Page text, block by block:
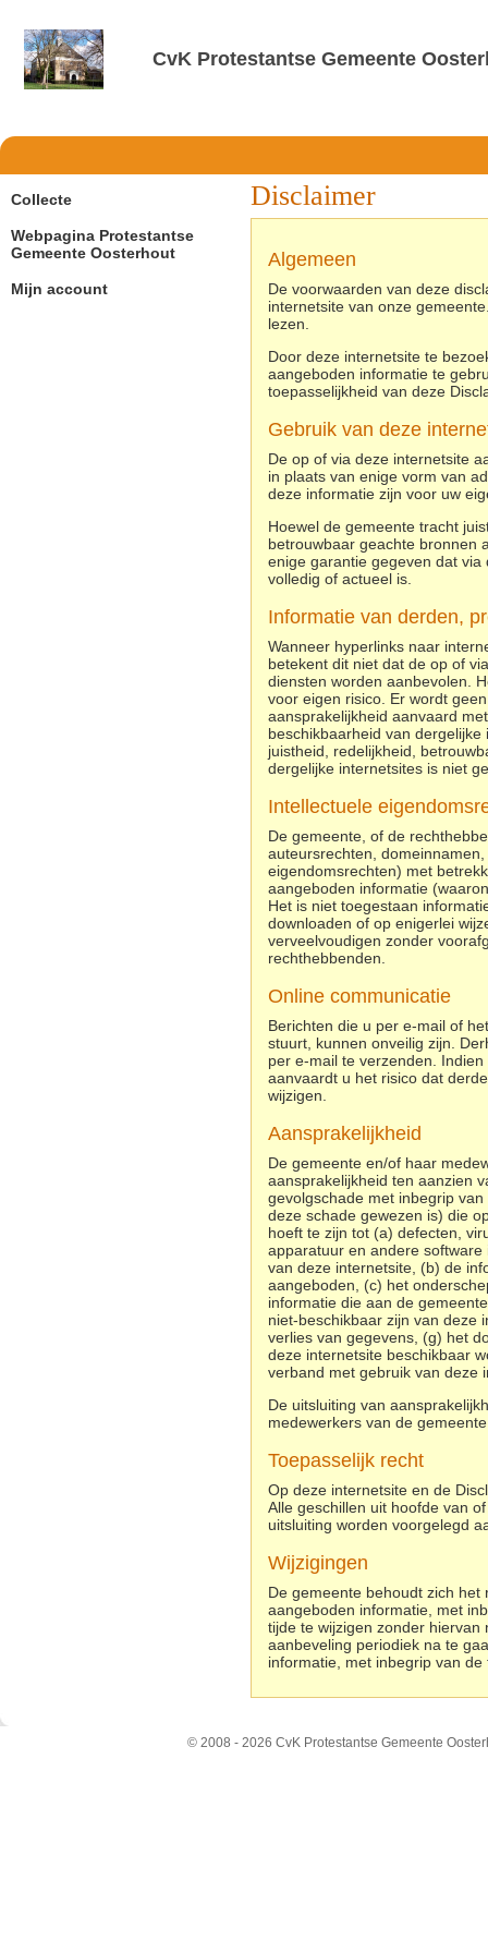
CvK Protestantse Gemeente
Disclaimer
Algemeen
De voorwaarden van deze
internetsite van onze
lezen.
Door deze internetsite te
aangeboden informatie te
toepasselijkheid van deze
Gebruik van deze
De op of via deze internetsite
in plaats van enige vorm van
deze informatie zijn voor uw
Hoewel de gemeente tracht
betrouwbaar geachte bronnen
enige garantie gegeven dat
volledig of actueel is.
Informatie van derden,
Wanneer hyperlinks naar
betekent dit niet dat de op of
diensten worden aanbevolen.
voor eigen risico. Er wordt
aansprakelijkheid aanvaard
beschikbaarheid van
juistheid, redelijkheid,
dergelijke internetsites is niet
Intellectuele
De gemeente, of de
auteursrechten,
eigendomsrechten) met
aangeboden informatie
Het is niet toegestaan
downloaden of op enigerlei
verveelvoudigen zonder
rechthebbenden.
Online communicatie
Berichten die u per e-mail of
stuurt, kunnen onveilig zijn.
per e-mail te verzenden.
aanvaardt u het risico dat
wijzigen.
Aansprakelijkheid
De gemeente en/of haar
aansprakelijkheid ten aanzien
gevolgschade met inbegrip
deze schade gewezen is) die
hoeft te zijn tot (a) defecten,
apparatuur en andere
van deze internetsite, (b) de
aangeboden, (c) het
informatie die aan de
niet-beschikbaar zijn van deze
verlies van gegevens, (g) het
deze internetsite beschikbaar
verband met gebruik van deze
De uitsluiting van
medewerkers van de
Toepasselijk recht
Op deze internetsite en de
Alle geschillen uit hoofde van
uitsluiting worden voorgelegd
Wijzigingen
De gemeente behoudt zich
aangeboden informatie, met
tijde te wijzigen zonder
aanbeveling periodiek na te
informatie, met inbegrip van
Collecte
Webpagina Protestantse
Gemeente Oosterhout
Mijn account
© 2008 - 2026 CvK Protestantse Gemeente